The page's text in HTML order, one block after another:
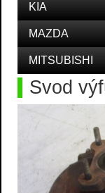
KIA
MAZDA
MITSUBISHI
Svod